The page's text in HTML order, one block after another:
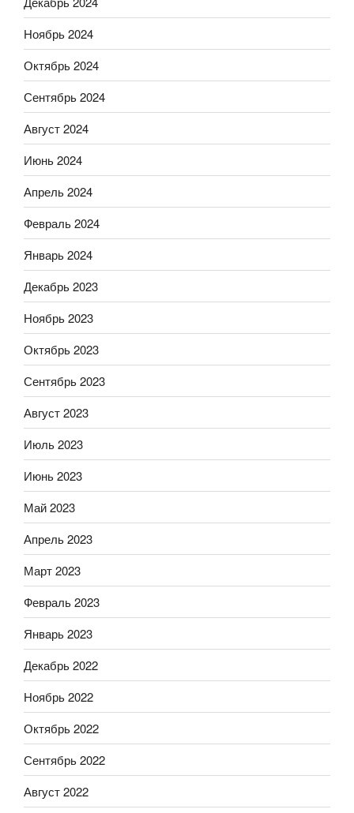
Ноябрь 2024
Октябрь 2024
Сентябрь 2024
Август 2024
Июнь 2024
Апрель 2024
Февраль 2024
Январь 2024
Декабрь 2023
Ноябрь 2023
Октябрь 2023
Сентябрь 2023
Август 2023
Июль 2023
Июнь 2023
Май 2023
Апрель 2023
Март 2023
Февраль 2023
Январь 2023
Декабрь 2022
Ноябрь 2022
Октябрь 2022
Сентябрь 2022
Август 2022